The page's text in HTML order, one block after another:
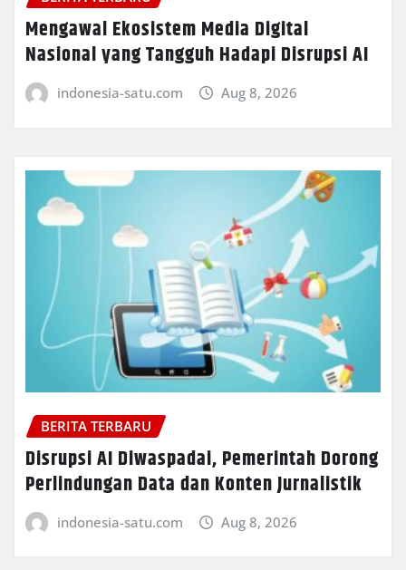
Mengawal Ekosistem Media Digital
Nasional yang Tangguh Hadapi Disrupsi AI
indonesia-satu.com Aug 8, 2026
BERITA TERBARU
Disrupsi AI Diwaspadai, Pemerintah Dorong
Perlindungan Data dan Konten Jurnalistik
indonesia-satu.com Aug 8, 2026